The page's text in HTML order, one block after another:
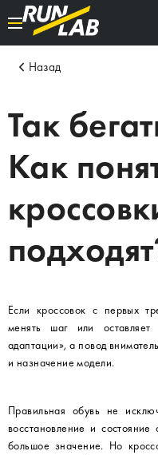
Назад
Так
Как
Если кроссовок с первых
менять шаг или
адаптации», а повод
и назначение модели.
Правильная обувь не
восстановление и
большое значение. Но